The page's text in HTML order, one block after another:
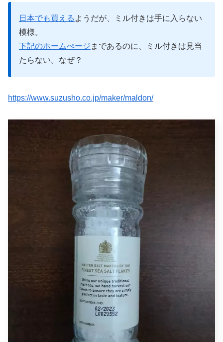
日本でも買える ようだが、ミル付きは手に入らない
模様。
下記のホームぺージ まであるのに、ミル付きは見当
たらない。なぜ？
https://www.suzusho.co.jp/maker/maldon/